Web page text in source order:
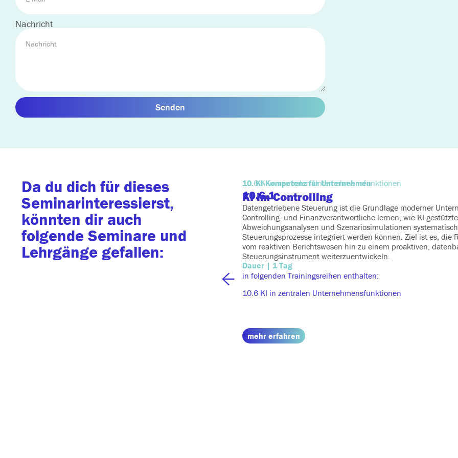
Nachricht
Senden
Da du dich für dieses
Seminarinteressierst,
könnten dir auch
folgende Seminare und
Lehrgänge gefallen:
10. KI-Kompetenz für Unternehmen
10.6 KI in zentralen Unternehmensfunktionen
10.6.1
KI im Controlling
Datengetriebene Steuerung ist die Grundlage moderner
Controlling- und Finanzverantwortliche lernen, wie KI-
Abweichungsanalysen und Szenariosimulationen
Steuerungsprozesse integriert werden können. Ziel ist es, die
vom reaktiven Berichtswesen hin zu einem proaktiven,
Steuerungsinstrument weiterzuentwickeln.
Dauer | 1 Tag
in folgenden Trainingsreihen enthalten:
10.6 KI in zentralen Unternehmensfunktionen
mehr erfahren